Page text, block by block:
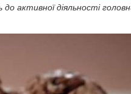
активної діяльності